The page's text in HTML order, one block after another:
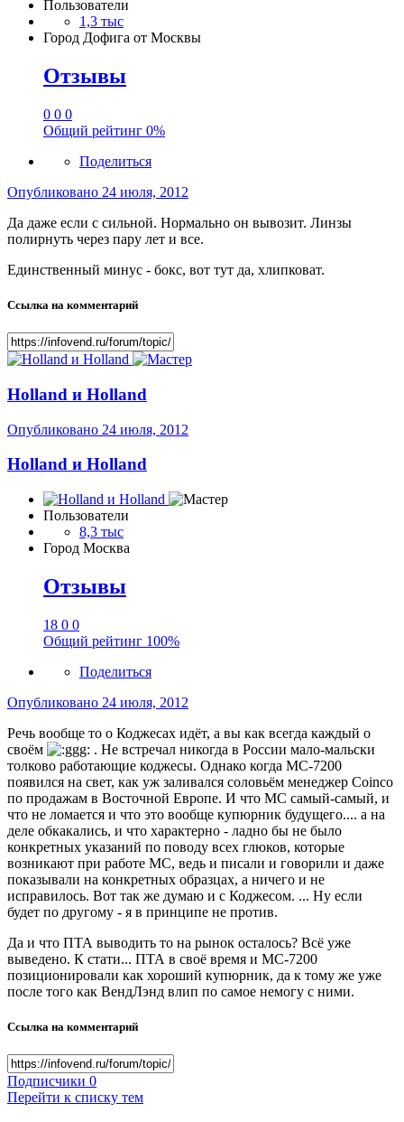
Пользователи
1,3 тыс
Город Дофига от Москвы
Отзывы
0 0 0
Общий рейтинг 0%
Поделиться
Опубликовано 24 июля, 2012
Да даже если с сильной. Нормально он вывозит. Линзы
полирнуть через пару лет и все.
Единственный минус - бокс, вот тут да, хлипковат.
Ссылка на комментарий
Holland и Holland
Опубликовано 24 июля, 2012
Holland и Holland
Пользователи
8,3 тыс
Город Москва
Отзывы
18 0 0
Общий рейтинг 100%
Поделиться
Опубликовано 24 июля, 2012
Речь вообще то о Коджесах идёт, а вы как всегда каждый о
своём
. Не встречал никогда в России мало-мальски
толково работающие коджесы. Однако когда МС-7200
появился на свет, как уж заливался соловьём менеджер Сoinco
по продажам в Восточной Европе. И что МС самый-самый, и
что не ломается и что это вообще купюрник будущего.... а на
деле обкакались, и что характерно - ладно бы не было
конкретных указаний по поводу всех глюков, которые
возникают при работе МС, ведь и писали и говорили и даже
показывали на конкретных образцах, а ничего и не
исправилось. Вот так же думаю и с Коджесом. ... Ну если
будет по другому - я в принципе не против.
Да и что ПТА выводить то на рынок осталось? Всё уже
выведено. К стати... ПТА в своё время и МС-7200
позиционировали как хороший купюрник, да к тому же уже
после того как ВендЛэнд влип по самое немогу с ними.
Ссылка на комментарий
Подписчики 0
Перейти к списку тем